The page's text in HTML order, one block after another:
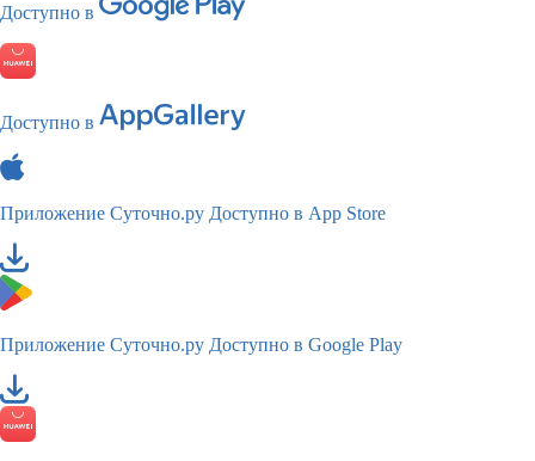
Доступно в
Доступно в
Приложение Суточно.ру Доступно в App Store
Приложение Суточно.ру Доступно в Google Play